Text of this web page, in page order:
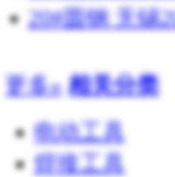
20#圆钢 无锡
更多» 相关分类
电动工具
焊接工具